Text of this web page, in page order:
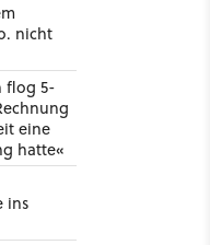
nicht
flog 5-
eine
hatte«
ins